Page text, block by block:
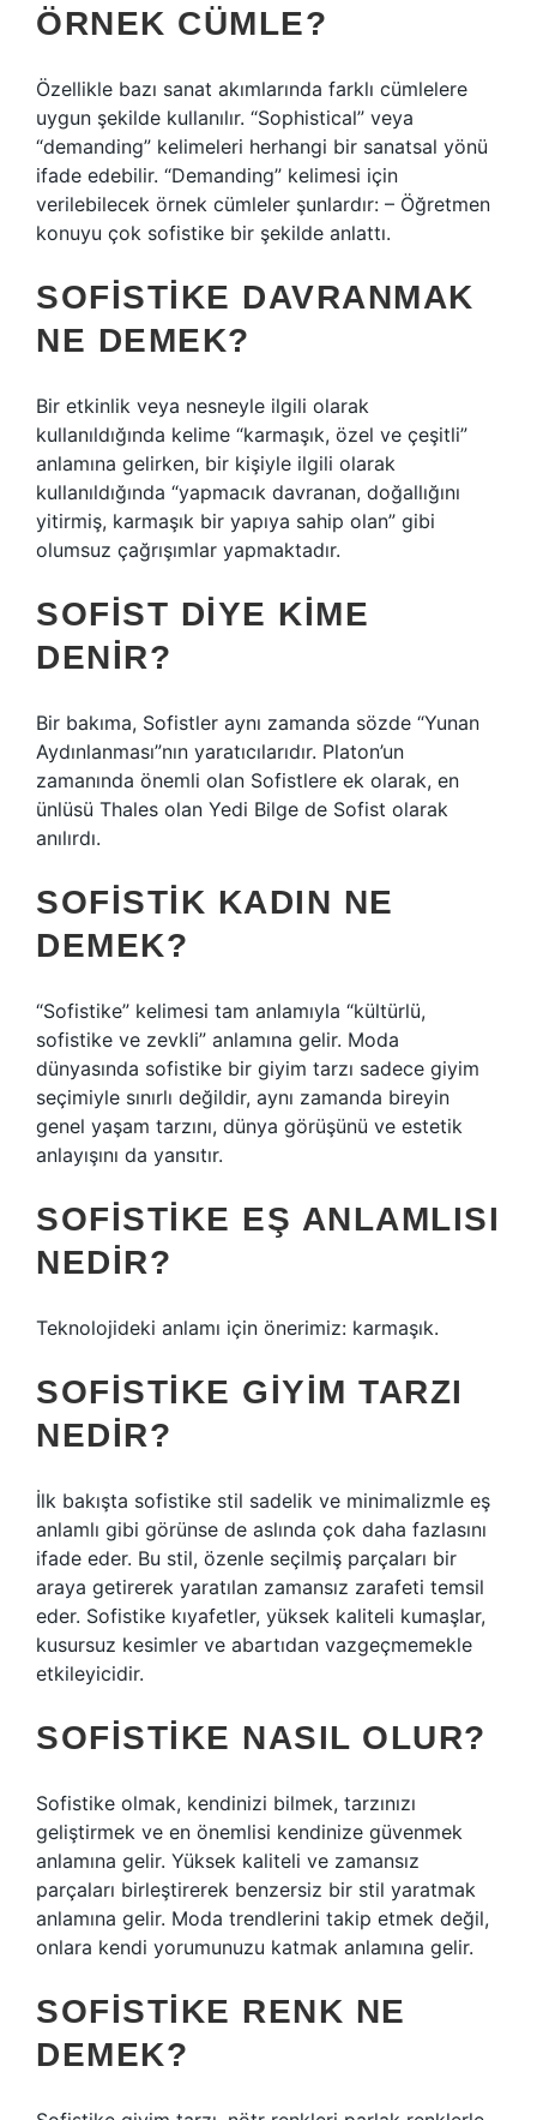
ÖRNEK CÜMLE?
Özellikle bazı sanat akımlarında farklı cümlelere
uygun şekilde kullanılır. “Sophistical” veya
“demanding” kelimeleri herhangi bir sanatsal yönü
ifade edebilir. “Demanding” kelimesi için
verilebilecek örnek cümleler şunlardır: – Öğretmen
konuyu çok sofistike bir şekilde anlattı.
SOFISTIKE DAVRANMAK
NE DEMEK?
Bir etkinlik veya nesneyle ilgili olarak
kullanıldığında kelime “karmaşık, özel ve çeşitli”
anlamına gelirken, bir kişiyle ilgili olarak
kullanıldığında “yapmacık davranan, doğallığını
yitirmiş, karmaşık bir yapıya sahip olan” gibi
olumsuz çağrışımlar yapmaktadır.
SOFIST DIYE KIME
DENIR?
Bir bakıma, Sofistler aynı zamanda sözde “Yunan
Aydınlanması”nın yaratıcılarıdır. Platon’un
zamanında önemli olan Sofistlere ek olarak, en
ünlüsü Thales olan Yedi Bilge de Sofist olarak
anılırdı.
SOFISTIK KADIN NE
DEMEK?
“Sofistike” kelimesi tam anlamıyla “kültürlü,
sofistike ve zevkli” anlamına gelir. Moda
dünyasında sofistike bir giyim tarzı sadece giyim
seçimiyle sınırlı değildir, aynı zamanda bireyin
genel yaşam tarzını, dünya görüşünü ve estetik
anlayışını da yansıtır.
SOFISTIKE EŞ ANLAMLISI
NEDIR?
Teknolojideki anlamı için önerimiz: karmaşık.
SOFISTIKE GIYIM TARZI
NEDIR?
İlk bakışta sofistike stil sadelik ve minimalizmle eş
anlamlı gibi görünse de aslında çok daha fazlasını
ifade eder. Bu stil, özenle seçilmiş parçaları bir
araya getirerek yaratılan zamansız zarafeti temsil
eder. Sofistike kıyafetler, yüksek kaliteli kumaşlar,
kusursuz kesimler ve abartıdan vazgeçmemekle
etkileyicidir.
SOFISTIKE NASIL OLUR?
Sofistike olmak, kendinizi bilmek, tarzınızı
geliştirmek ve en önemlisi kendinize güvenmek
anlamına gelir. Yüksek kaliteli ve zamansız
parçaları birleştirerek benzersiz bir stil yaratmak
anlamına gelir. Moda trendlerini takip etmek değil,
onlara kendi yorumunuzu katmak anlamına gelir.
SOFISTIKE RENK NE
DEMEK?